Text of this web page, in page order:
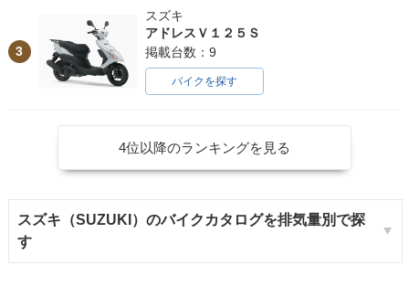
3
スズキ
アドレスＶ１２５Ｓ
掲載台数：9
バイクを探す
4位以降のランキングを見る
スズキ（SUZUKI）のバイクカタログを排気量別で探
す